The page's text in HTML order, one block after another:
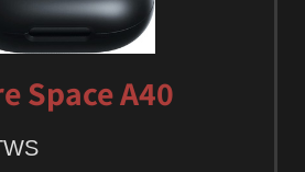
Space A40